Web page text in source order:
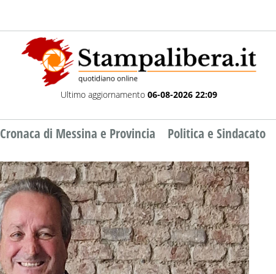
Ultimo aggiornamento 06-08-2026 22:09
Cronaca di Messina e Provincia Politica e Sindacato